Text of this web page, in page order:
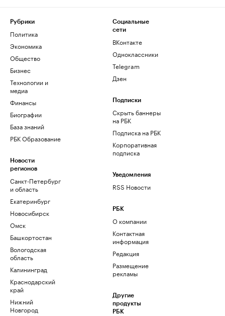
Рубрики
Политика
Экономика
Общество
Бизнес
Технологии и
медиа
Финансы
Биографии
База знаний
РБК Образование
Новости
регионов
Санкт-Петербург
и область
Екатеринбург
Новосибирск
Омск
Башкортостан
Вологодская
область
Калининград
Краснодарский
край
Нижний
Новгород
Социальные
сети
ВКонтакте
Одноклассники
Telegram
Дзен
Подписки
Скрыть баннеры
на РБК
Подписка на РБК
Корпоративная
подписка
Уведомления
RSS Новости
РБК
О компании
Контактная
информация
Редакция
Размещение
рекламы
Другие
продукты
РБК